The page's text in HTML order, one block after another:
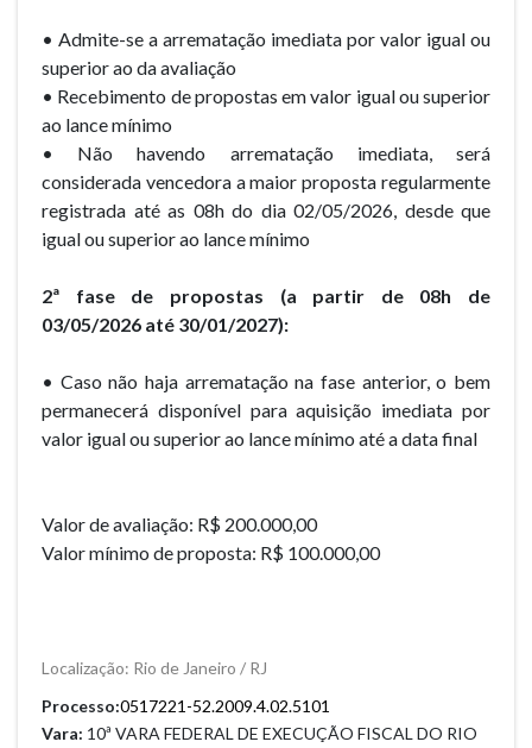
• Admite-se a arrematação imediata por valor igual ou
superior ao da avaliação
• Recebimento de propostas em valor igual ou superior
ao lance mínimo
• Não havendo arrematação imediata, será
considerada vencedora a maior proposta regularmente
registrada até as 08h do dia 02/05/2026, desde que
igual ou superior ao lance mínimo
2ª fase de propostas (a partir de 08h de
03/05/2026 até 30/01/2027):
• Caso não haja arrematação na fase anterior, o bem
permanecerá disponível para aquisição imediata por
valor igual ou superior ao lance mínimo até a data final
Valor de avaliação: R$ 200.000,00
Valor mínimo de proposta: R$ 100.000,00
Localização: Rio de Janeiro / RJ
Processo:
Vara: 10ª VARA FEDERAL DE EXECUÇÃO FISCAL DO RIO